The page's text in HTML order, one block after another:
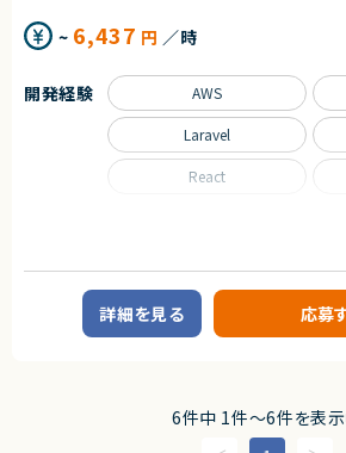
契約元
株式会社LASSIC
エージェントから
◎AIツールをフル活用した最先端の開発手法に携
◎レガシー刷新プロジェクトのコアメンバーとし
◎フロントからバックエンドまで幅広いスキルを
◎プロダクト部門と近い距離で上流工程から関与で
・既存機能の改善および新機能開発
・生成AIを活用した設計書（Markdown）の作成・
・AIによるテストコード生成および品質向上施策の
■担当工程
・設計、開発、テスト
求めるスキル
■歓迎スキル
・React、TypeScriptを用いたWebアプリケーショ
・API設計・マイクロサービス化の経験
~ 6,437 円 ／時
業務内容
HR領域のクラウドサービスを提供する企業です。
開発経験 AWS
Laravel
React
詳細を見る 応募
6件中 1件〜6件を表